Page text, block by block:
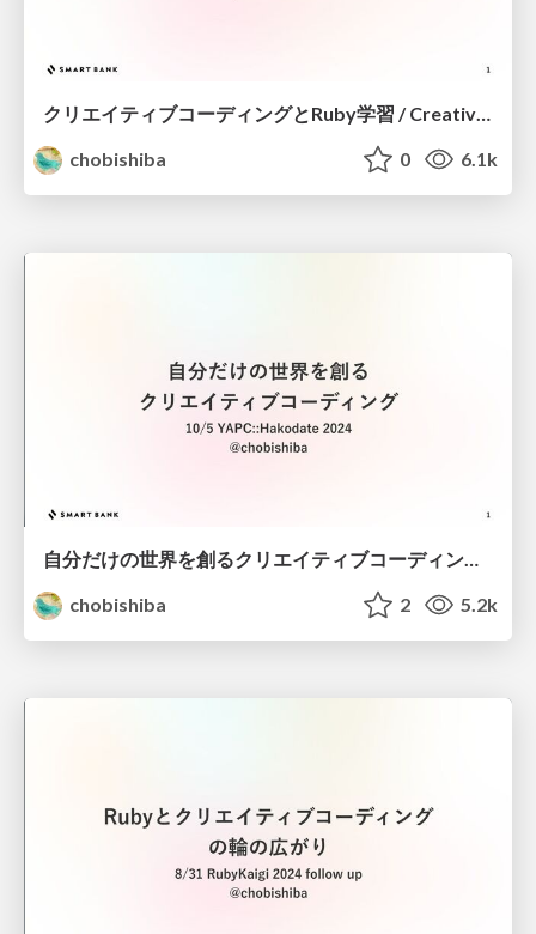
chobishiba
0 6.1k
自分だけの世界を創るクリエイティブコーディング / Creative Coding: Creating Your Own World
chobishiba
2 5.2k